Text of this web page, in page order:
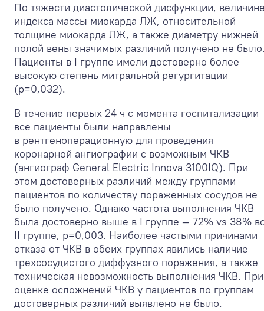
По тяжести диастолической дисфункции,
индекса массы миокарда ЛЖ, относительной
толщине миокарда ЛЖ, а также диаметру нижней
полой вены значимых различий получено не
Пациенты в I группе имели достоверно более
высокую степень митральной регургитации
(p=0,032).
В течение первых 24 ч с момента госпитализации
все пациенты были направлены
в рентгеноперационную для проведения
коронарной ангиографии с возможным ЧКВ
(ангиограф General Electric Innova 3100IQ). При
этом достоверных различий между группами
пациентов по количеству пораженных сосудов не
было получено. Однако частота выполнения ЧКВ
была достоверно выше в I группе — 72% vs 38%
II группе, p=0,003. Наиболее частыми причинами
отказа от ЧКВ в обеих группах явились наличие
трехсосудистого диффузного поражения, а также
техническая невозможность выполнения ЧКВ. При
оценке осложнений ЧКВ у пациентов по группам
достоверных различий выявлено не было.